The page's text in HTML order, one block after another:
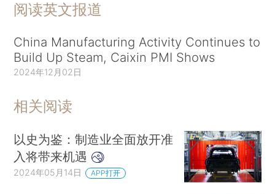
阅读英文报道
China Manufacturing Activity Continues to
Build Up Steam, Caixin PMI Shows
2024年12月02日
相关阅读
以史为鉴：制造业全面放开准
入将带来机遇
2024年05月14日 APP打开